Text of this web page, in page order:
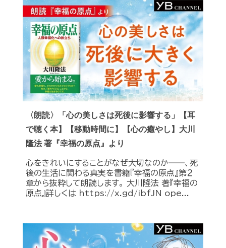
〈朗読〉「心の美しさは死後に影響する」【耳
で聴く本】【移動時間に】【心の癒やし】大川
隆法 著『幸福の原点』より
心をきれいにすることがなぜ大切なのか――、死
後の生活に関わる真実を書籍『幸福の原点』第２
章から抜粋して朗読します。 大川隆法 著『幸福の
原点』詳しくは https://x.gd/ibfJN ope...